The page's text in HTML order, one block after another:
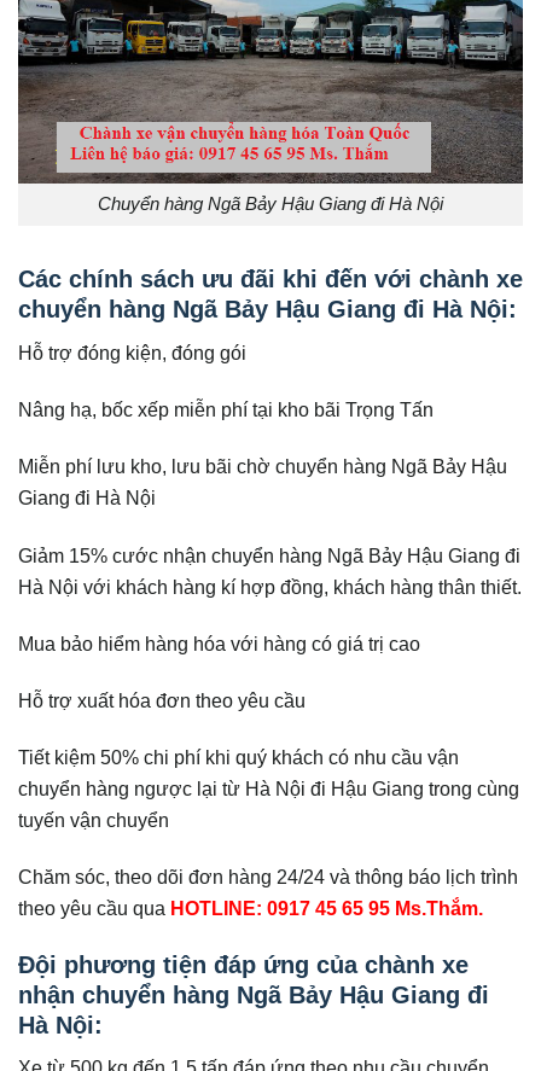
Chuyển hàng Ngã Bảy Hậu Giang đi Hà Nội
Các chính sách ưu đãi khi đến với chành xe
chuyển hàng Ngã Bảy Hậu Giang đi Hà Nội:
Hỗ trợ đóng kiện, đóng gói
Nâng hạ, bốc xếp miễn phí tại kho bãi Trọng Tấn
Miễn phí lưu kho, lưu bãi chờ chuyển hàng Ngã Bảy Hậu
Giang đi Hà Nội
Giảm 15% cước nhận chuyển hàng Ngã Bảy Hậu Giang đi
Hà Nội với khách hàng kí hợp đồng, khách hàng thân thiết.
Mua bảo hiểm hàng hóa với hàng có giá trị cao
Hỗ trợ xuất hóa đơn theo yêu cầu
Tiết kiệm 50% chi phí khi quý khách có nhu cầu vận
chuyển hàng ngược lại từ Hà Nội đi Hậu Giang trong cùng
tuyến vận chuyển
Chăm sóc, theo dõi đơn hàng 24/24 và thông báo lịch trình
theo yêu cầu qua HOTLINE: 0917 45 65 95 Ms.Thắm.
Đội phương tiện đáp ứng của chành xe
nhận chuyển hàng Ngã Bảy Hậu Giang đi
Hà Nội: